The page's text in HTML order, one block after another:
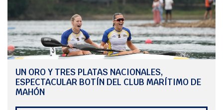
UN ORO Y TRES PLATAS NACIONALES,
ESPECTACULAR BOTÍN DEL CLUB MARÍTIMO DE
MAHÓN